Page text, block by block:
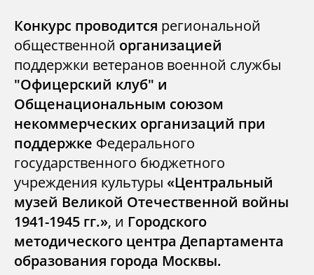
Конкурс проводится региональной
общественной организацией
поддержки ветеранов военной службы
"Офицерский клуб" и
Общенациональным союзом
некоммерческих организаций при
поддержке Федерального
государственного бюджетного
учреждения культуры «Центральный
музей Великой Отечественной войны
1941-1945 гг.», и Городского
методического центра Департамента
образования города Москвы.